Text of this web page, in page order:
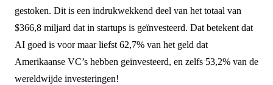
gestoken. Dit is een indrukwekkend deel van het totaal van
$366,8 miljard dat in startups is geïnvesteerd. Dat betekent dat
AI goed is voor maar liefst 62,7% van het geld dat
Amerikaanse VC’s hebben geïnvesteerd, en zelfs 53,2% van de
wereldwijde investeringen!